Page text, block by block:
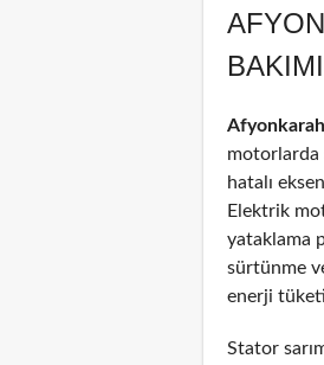
BAKIMI
motorlarda
hatalı
Elektrik
yataklama
sürtünme
enerji
Stator